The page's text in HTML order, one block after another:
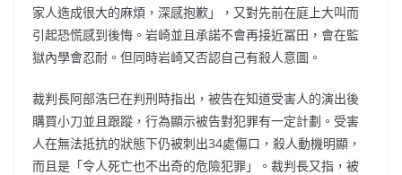
家人造成很大的麻煩，深感抱歉」，又對先前在庭上大叫而
引起恐慌感到後悔。岩崎並且承諾不會再接近冨田，會在監
獄內學會忍耐。但同時岩崎又否認自己有殺人意圖。
裁判長阿部浩巳在判刑時指出，被告在知道受害人的演出後
購買小刀並且跟蹤，行為顯示被告對犯罪有一定計劃。受害
人在無法抵抗的狀態下仍被刺出34處傷口，殺人動機明顯，
而且是「令人死亡也不出奇的危險犯罪」。裁判長又指，被